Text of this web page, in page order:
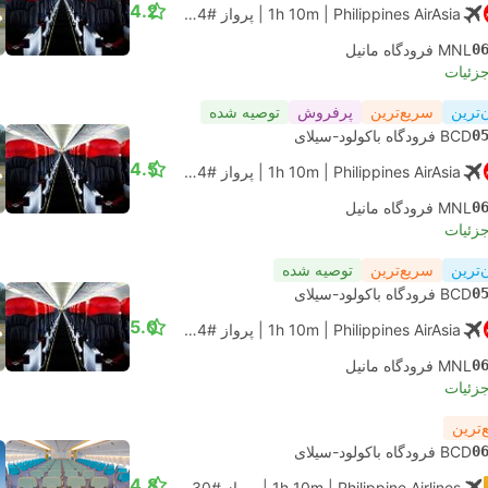
1h 10m | Philippines AirAsia پرواز #Z2604 |اقتصادی
MNL فرودگاه مانیل
4.2
سریع‌ترین پرفروش توصیه شده
BCD فرودگاه باکولود-سیلای
1h 10m | Philippines AirAsia پرواز #Z2604 |اقتصادی
MNL فرودگاه مانیل
4.5
سریع‌ترین توصیه شده
BCD فرودگاه باکولود-سیلای
1h 10m | Philippines AirAsia پرواز #Z2604 |اقتصادی
MNL فرودگاه مانیل
5.0
BCD فرودگاه باکولود-سیلای